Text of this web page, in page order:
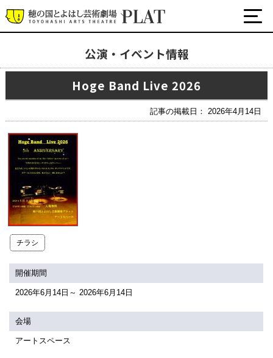
公式SNS
サービス
座席表
公演・イベント情報
Hoge Band Live 2026
記事の掲載日： 2026年4月14日
チラシ
開催期間
2026年6月14日～ 2026年6月14日
会場
アートスペース
最新の公演・イベント情報
演劇・ダンス・音楽など
イベント
プラットについて
チケット・座席表・鑑賞サポートなど
施設の利用について
サポート
関連団体・施設